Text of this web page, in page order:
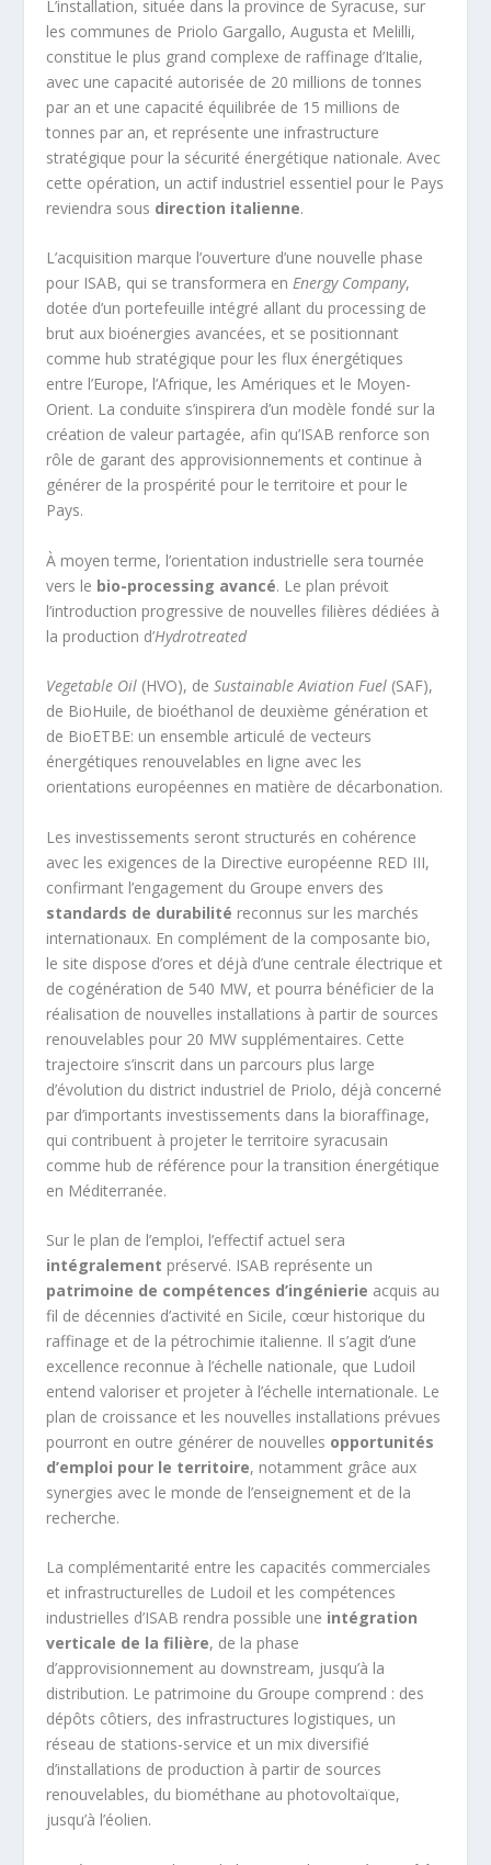
L’installation, située dans la province de Syracuse, sur
les communes de Priolo Gargallo, Augusta et Melilli,
constitue le plus grand complexe de raffinage d’Italie,
avec une capacité autorisée de 20 millions de tonnes
par an et une capacité équilibrée de 15 millions de
tonnes par an, et représente une infrastructure
stratégique pour la sécurité énergétique nationale. Avec
cette opération, un actif industriel essentiel pour le Pays
reviendra sous direction italienne.
L’acquisition marque l’ouverture d’une nouvelle phase
pour ISAB, qui se transformera enEnergy Company,
dotée d’un portefeuille intégré allant du processing de
brut aux bioénergies avancées, et se positionnant
comme hub stratégique pour les flux énergétiques
entre l’Europe, l’Afrique, les Amériques et le Moyen-
Orient. La conduite s’inspirera d’un modèle fondé sur la
création de valeur partagée, afin qu’ISAB renforce son
rôle de garant des approvisionnements et continue à
générer de la prospérité pour le territoire et pour le
Pays.
À moyen terme, l’orientation industrielle sera tournée
vers le bio-processing avancé. Le plan prévoit
l’introduction progressive de nouvelles filières dédiées à
la production d’Hydrotreated
Vegetable Oil (HVO), deSustainable Aviation Fuel (SAF),
de BioHuile, de bioéthanol de deuxième génération et
de BioETBE: un ensemble articulé de vecteurs
énergétiques renouvelables en ligne avec les
orientations européennes en matière de décarbonation.
Les investissements seront structurés en cohérence
avec les exigences de la Directive européenne RED III,
confirmant l’engagement du Groupe envers des
standards de durabilité reconnus sur les marchés
internationaux. En complément de la composante bio,
le site dispose d’ores et déjà d’une centrale électrique et
de cogénération de 540 MW, et pourra bénéficier de la
réalisation de nouvelles installations à partir de sources
renouvelables pour 20 MW supplémentaires. Cette
trajectoire s’inscrit dans un parcours plus large
d’évolution du district industriel de Priolo, déjà concerné
par d’importants investissements dans la bioraffinage,
qui contribuent à projeter le territoire syracusain
comme hub de référence pour la transition énergétique
en Méditerranée.
Sur le plan de l’emploi, l’effectif actuel sera
intégralement préservé. ISAB représente un
patrimoine de compétences d’ingénierie acquis au
fil de décennies d’activité en Sicile, cœur historique du
raffinage et de la pétrochimie italienne. Il s’agit d’une
excellence reconnue à l’échelle nationale, que Ludoil
entend valoriser et projeter à l’échelle internationale. Le
plan de croissance et les nouvelles installations prévues
pourront en outre générer de nouvelles opportunités
d’emploi pour le territoire, notamment grâce aux
synergies avec le monde de l’enseignement et de la
recherche.
La complémentarité entre les capacités commerciales
et infrastructurelles de Ludoil et les compétences
industrielles d’ISAB rendra possible une intégration
verticale de la filière, de la phase
d’approvisionnement au downstream, jusqu’à la
distribution. Le patrimoine du Groupe comprend : des
dépôts côtiers, des infrastructures logistiques, un
réseau de stations-service et un mix diversifié
d’installations de production à partir de sources
renouvelables, du biométhane au photovoltaïque,
jusqu’à l’éolien.